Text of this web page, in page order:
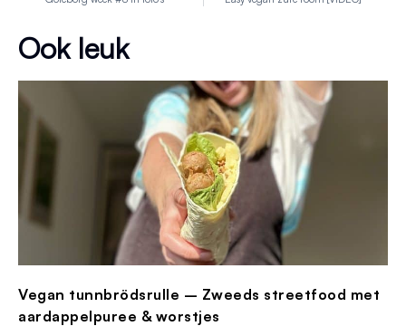
Ook leuk
Vegan tunnbrödsrulle – Zweeds streetfood met
aardappelpuree & worstjes